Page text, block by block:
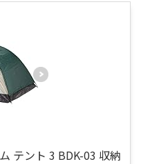
テント 3 BDK-03 収納